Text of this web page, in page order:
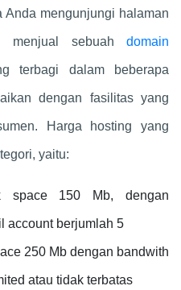
mengunjungi halaman
menjual sebuah domain
terbagi dalam beberapa
dengan fasilitas yang
Harga hosting yang
yaitu:
space 150 Mb, dengan
account berjumlah 5
250 Mb dengan bandwith
atau tidak terbatas